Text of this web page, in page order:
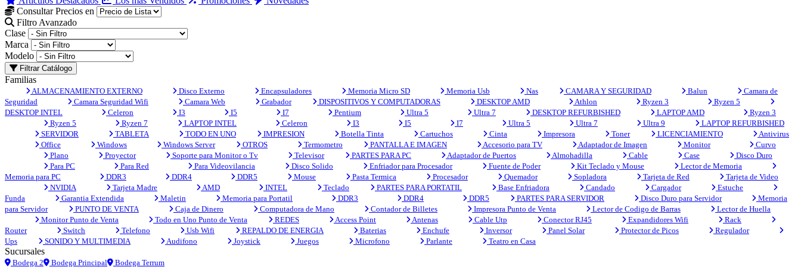
Consultar Precios en
Filtro Avanzado
Clase
Marca
Modelo
Filtrar Catálogo
Familias
ALMACENAMIENTO EXTERNO Disco Externo Encapsuladores Memoria Micro SD Memoria Usb Nas CAMARA Y SEGURIDAD Balun
Camara de
Seguridad
Camara Seguridad Wifi Camara Web Grabador DISPOSITIVOS Y COMPUTADORAS DESKTOP AMD Athlon Ryzen 3
Ryzen 5
DESKTOP INTEL
Celeron I3 I5 I7 Pentium Ultra 5 Ultra 7 DESKTOP REFURBISHED LAPTOP AMD
Ryzen 3
Ryzen 5
Ryzen 7 LAPTOP INTEL Celeron I3 I5 I7 Ultra 5 Ultra 7 Ultra 9
LAPTOP REFURBISHED
SERVIDOR
TABLETA TODO EN UNO IMPRESION Botella Tinta Cartuchos Cinta Impresora Toner LICENCIAMIENTO
Antivirus
Office
Windows Windows Server OTROS Termometro PANTALLA E IMAGEN Accesorio para TV Adaptador de Imagen Monitor
Curvo
Plano
Proyector Soporte para Monitor o Tv Televisor PARTES PARA PC Adaptador de Puertos Almohadilla Cable Case
Disco Duro
Para PC
Para Red Para Videovilancia Disco Solido Enfriador para Procesador Fuente de Poder Kit Teclado y Mouse
Lector de Memoria
Memoria para PC
DDR3 DDR4 DDR5 Mouse Pasta Termica Procesador Quemador Sopladora Tarjeta de Red
Tarjeta de Video
NVIDIA
Tarjeta Madre AMD INTEL Teclado PARTES PARA PORTATIL Base Enfriadora Candado Cargador
Estuche
Funda
Garantia Extendida Maletin Memoria para Portatil DDR3 DDR4 DDR5 PARTES PARA SERVIDOR Disco Duro para Servidor
Memoria
para Servidor
PUNTO DE VENTA Caja de Dinero Computadora de Mano Contador de Billetes Impresora Punto de Venta Lector de Codigo de Barras
Lector de Huella
Monitor Punto de Venta
Todo en Uno Punto de Venta REDES Access Point Antenas Cable Utp Conector RJ45 Expandidores Wifi
Rack
Router
Switch Telefono Usb Wifi REPALDO DE ENERGIA Baterias Enchufe Inversor Panel Solar Protector de Picos
Regulador
Ups
SONIDO Y MULTIMEDIA Audifono Joystick Juegos Microfono Parlante Teatro en Casa
Sucursales
Bodega 2 Bodega Principal Bodega Terrum